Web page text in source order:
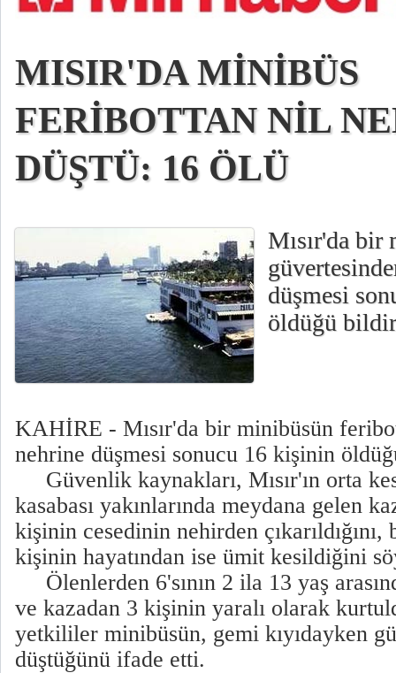
MISIR'DA MİNİBÜS
FERİBOTTAN NİL
DÜŞTÜ: 16 ÖLÜ
Mısır'da
düşmesi
öldüğü
KAHİRE - Mısır'da bir minibüsün
nehrine düşmesi sonucu 16 kişinin
Güvenlik kaynakları, Mısır'ın orta
kasabası yakınlarında meydana gelen
kişinin cesedinin nehirden
kişinin hayatından ise ümit kesildiğini
Ölenlerden 6'sının 2 ila 13 yaş
ve kazadan 3 kişinin yaralı olarak
yetkililer minibüsün, gemi kıyıdayken
düştüğünü ifade etti.